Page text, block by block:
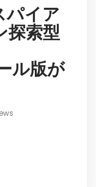
パイア
探索型
ル版が